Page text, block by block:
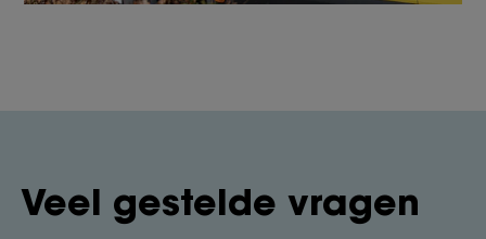
Veel gestelde vragen